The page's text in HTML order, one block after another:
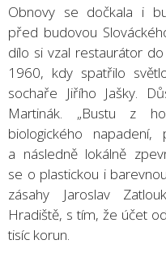
Obnovy se dočkala i
před budovou
dílo si vzal restaurátor
1960, kdy spatřilo
sochaře Jiřího Jašky.
Martinák. „Bustu z
biologického
a následně lokálně
se o plastickou i
zásahy Jaroslav
Hradiště, s tím, že účet
tisíc korun.